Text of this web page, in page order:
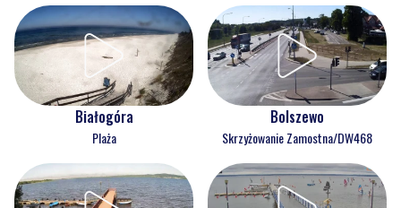
Białogóra
Plaża
Bolszewo
Skrzyżowanie Zamostna/DW468